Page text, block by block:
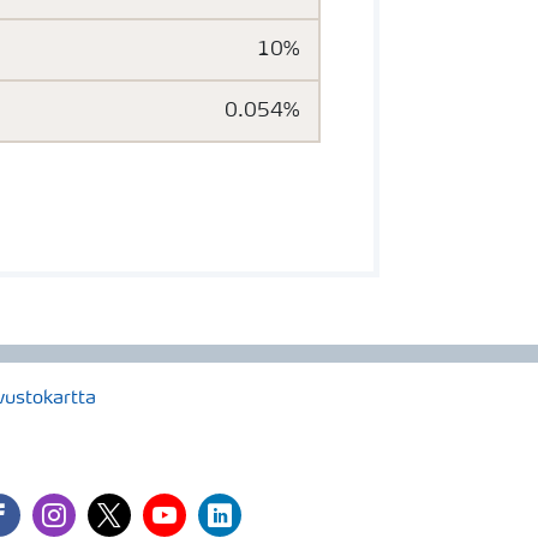
10%
0.054%
instagram
twitteryoutubelinkedin